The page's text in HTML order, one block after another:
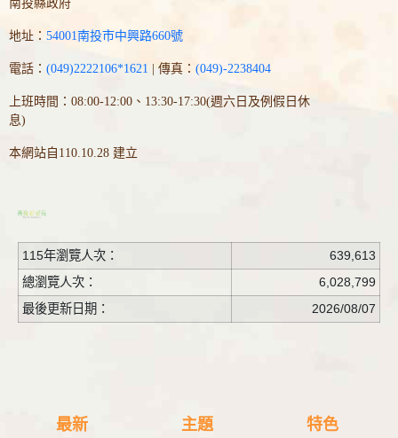
南投縣政府
地址： 54001南投市中興路660號
電話： (049)2222106*1621 | 傳真： (049)-2238404
上班時間：08:00-12:00、13:30-17:30(週六日及例假日休
息)
本網站自110.10.28 建立
115年瀏覽人次：
639,613
總瀏覽人次：
6,028,799
最後更新日期：
2026/08/07
最新 主題 特色